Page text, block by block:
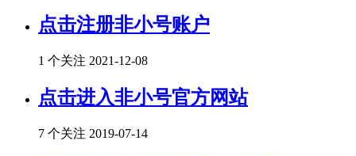
点击注册非小号账户
1 个关注 2021-12-08
点击进入非小号官方网站
7 个关注 2019-07-14